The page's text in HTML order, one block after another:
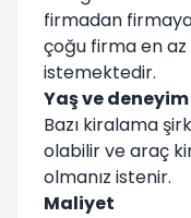
firmadan
çoğu firma en az
istemektedir.
Yaş ve deneyim
Bazı kiralama
olabilir ve araç
olmanız istenir.
Maliyet